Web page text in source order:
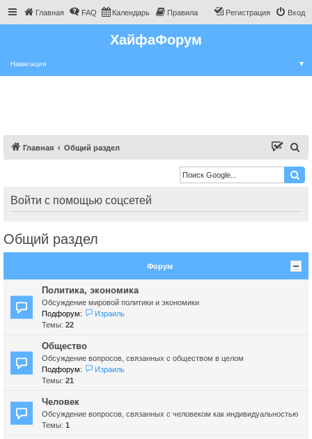
Главная FAQ Календарь Правила Вход
Регистрация
ХайфаФорум
Навигация ▼
Главная Общий раздел
и
к
Войти с помощью соцсетей
Общий раздел
Форум
Политика, экономика
Обсуждение мировой политики и экономики
Подфорум:
Израиль
Темы: 22
Общество
Обсуждение вопросов, связанных с обществом в целом
Подфорум:
Израиль
Темы: 21
Человек
Обсуждение вопросов, связанных с человеком как индивидуальностью
Темы: 1